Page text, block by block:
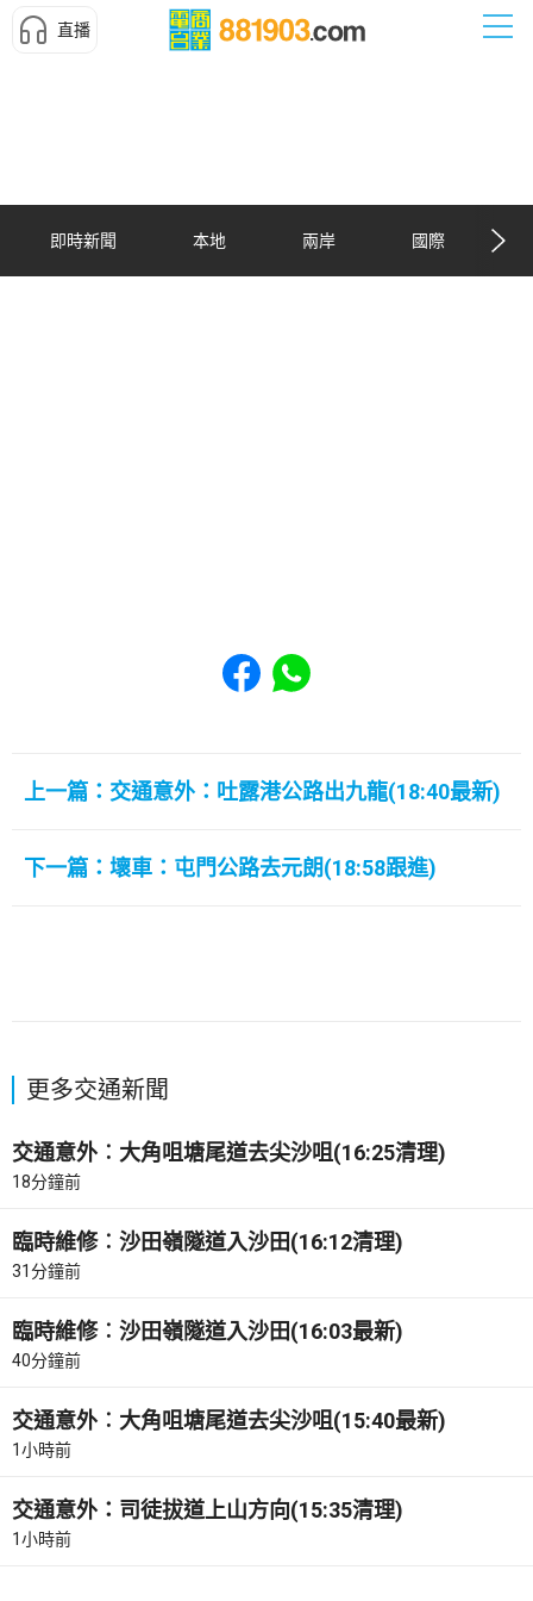
直播
即時新聞 本地 兩岸 國際
Share to Facebook
Share to WhatsApp
上一篇：交通意外：吐露港公路出九龍(18:40最新)
下一篇：壞車：屯門公路去元朗(18:58跟進)
更多交通新聞
交通意外︰大角咀塘尾道去尖沙咀(16:25清理)
18分鐘前
臨時維修︰沙田嶺隧道入沙田(16:12清理)
31分鐘前
臨時維修︰沙田嶺隧道入沙田(16:03最新)
40分鐘前
交通意外︰大角咀塘尾道去尖沙咀(15:40最新)
1小時前
交通意外：司徒拔道上山方向(15:35清理)
1小時前